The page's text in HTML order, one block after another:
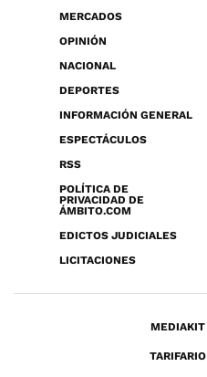
MERCADOS
OPINIÓN
NACIONAL
DEPORTES
INFORMACIÓN GENERAL
ESPECTÁCULOS
RSS
POLÍTICA DE
PRIVACIDAD DE
ÁMBITO.COM
EDICTOS JUDICIALES
LICITACIONES
MEDIAKIT
TARIFARIO